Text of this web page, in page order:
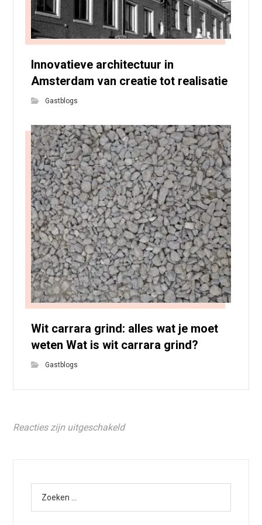
Innovatieve architectuur in
Amsterdam van creatie tot realisatie
Gastblogs
Wit carrara grind: alles wat je moet
weten Wat is wit carrara grind?
Gastblogs
Reacties zijn uitgeschakeld